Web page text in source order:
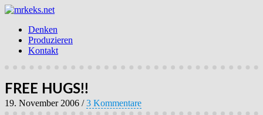
Denken
Produzieren
Kontakt
FREE HUGS!!
19. November 2006 /3 Kommentare